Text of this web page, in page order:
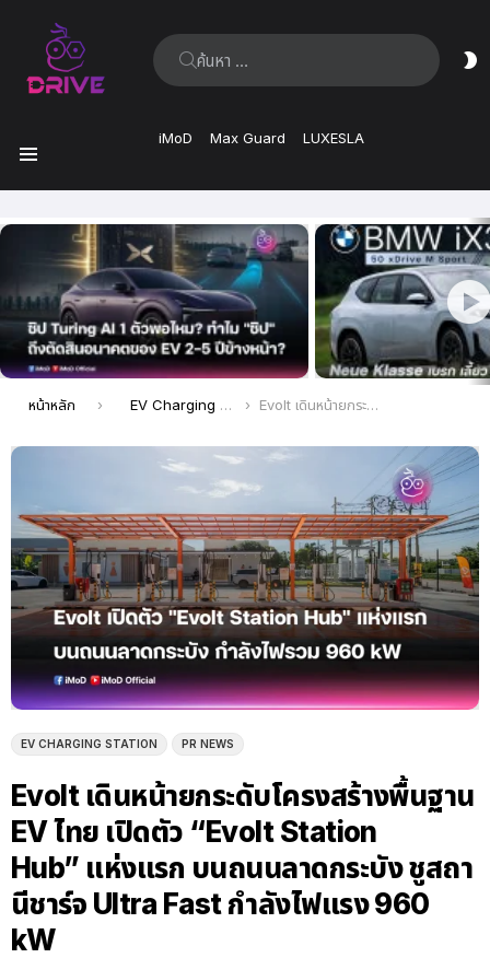
ค้นหา:
iMoD Max Guard LUXESLA
ล่าสุด
คุณอยู่ที่นี่:
หน้าหลัก EV Charging Station Evolt เดินหน้ายกระดับโครงสร้างพื้นฐาน EV ไทย เปิดตัว “Evolt Station Hub” แห่งแรก บนถนนลาดกระบัง ชูสถานีชาร์จ Ultra Fast กำลังไฟแรง 960 kW
EV CHARGING STATION PR NEWS
Evolt เดินหน้ายกระดับโครงสร้างพื้นฐาน
EV ไทย เปิดตัว “Evolt Station
Hub” แห่งแรก บนถนนลาดกระบัง ชูสถา
นีชาร์จ Ultra Fast กำลังไฟแรง 960
kW